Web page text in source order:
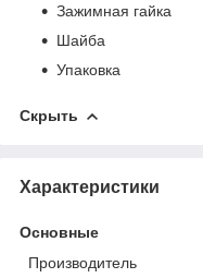
Зажимная гайка
Шайба
Упаковка
Скрыть
Характеристики
Основные
Производитель